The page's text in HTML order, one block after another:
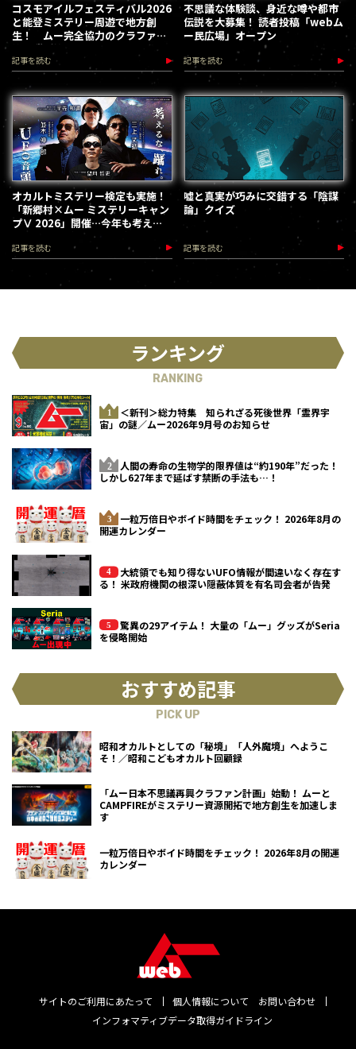
コスモアイルフェスティバル2026
と能登ミステリー周遊で地方創
生！ ムー完全協力のクラファン
第３弾が始動
記事を読む
不思議な体験談、身近な噂や都市
伝説を大募集！ 読者投稿「webム
ー民広場」オープン
記事を読む
オカルトミステリー検定も実施！
「新郷村×ムー ミステリーキャン
プⅤ 2026」開催…今年も考える
な、踊れ！（2026.9.12）
記事を読む
嘘と真実が巧みに交錯する「陰謀
論」クイズ
記事を読む
ランキング
RANKING
＜新刊＞総力特集 知られざる死後世界「霊界宇
宙」の謎／ムー2026年9月号のお知らせ
人間の寿命の生物学的限界値は“約190年”だった！
しかし627年まで延ばす禁断の手法も…！
一粒万倍日やボイド時間をチェック！ 2026年8月の
開運カレンダー
大統領でも知り得ないUFO情報が間違いなく存在す
る！ 米政府機関の根深い隠蔽体質を有名司会者が告発
驚異の29アイテム！ 大量の「ムー」グッズがSeria
を侵略開始
おすすめ記事
PICK UP
昭和オカルトとしての「秘境」「人外魔境」へようこ
そ！／昭和こどもオカルト回顧録
「ムー日本不思議再興クラファン計画」始動！ ムーと
CAMPFIREがミステリー資源開拓で地方創生を加速しま
す
一粒万倍日やボイド時間をチェック！ 2026年8月の開運
カレンダー
サイトのご利用にあたって 個人情報について
お問い合わせ
インフォマティブデータ取得ガイドライン